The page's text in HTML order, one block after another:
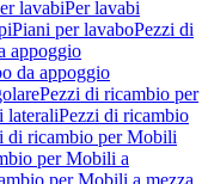
lavabiPer lavabi
Piani per lavaboPezzi di
appoggio
da appoggio
Pezzi di ricambio per
lateraliPezzi di ricambio
di ricambio per Mobili
per Mobili a
per Mobili a mezza